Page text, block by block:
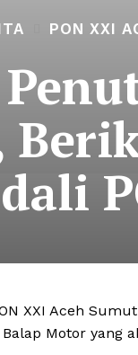
PON XXI
XXI Aceh
Motor yang